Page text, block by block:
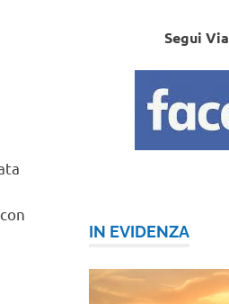
con
Segui
IN EVIDENZA